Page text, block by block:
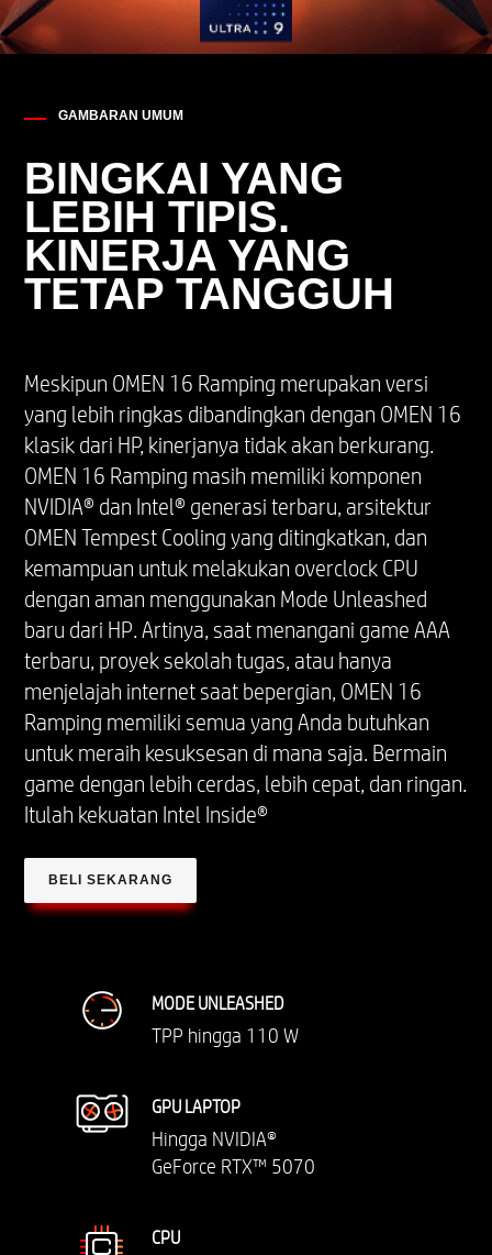
GAMBARAN UMUM
BINGKAI YANG
LEBIH TIPIS.
KINERJA YANG
TETAP TANGGUH
Meskipun OMEN 16 Ramping merupakan versi
yang lebih ringkas dibandingkan dengan OMEN 16
klasik dari HP, kinerjanya tidak akan berkurang.
OMEN 16 Ramping masih memiliki komponen
NVIDIA® dan Intel® generasi terbaru, arsitektur
OMEN Tempest Cooling yang ditingkatkan, dan
kemampuan untuk melakukan overclock CPU
dengan aman menggunakan Mode Unleashed
baru dari HP. Artinya, saat menangani game AAA
terbaru, proyek sekolah tugas, atau hanya
menjelajah internet saat bepergian, OMEN 16
Ramping memiliki semua yang Anda butuhkan
untuk meraih kesuksesan di mana saja. Bermain
game dengan lebih cerdas, lebih cepat, dan ringan.
Itulah kekuatan Intel Inside®
BELI SEKARANG
MODE UNLEASHED
TPP hingga 110 W
GPU LAPTOP
Hingga NVIDIA®
GeForce RTX™ 5070
CPU